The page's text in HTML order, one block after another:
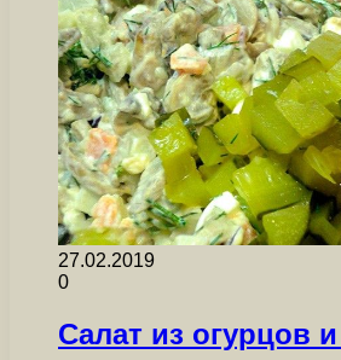
27.02.2019
0
Салат из огурцов